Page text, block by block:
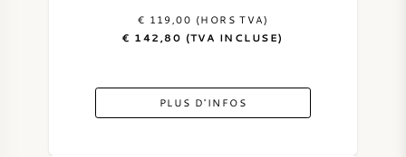
€ 119,00 (HORS TVA)
€ 142,80 (TVA INCLUSE)
PLUS D'INFOS